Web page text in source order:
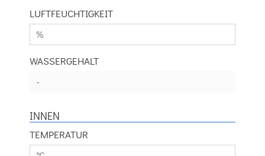
LUFTFEUCHTIGKEIT
WASSERGEHALT
INNEN
TEMPERATUR